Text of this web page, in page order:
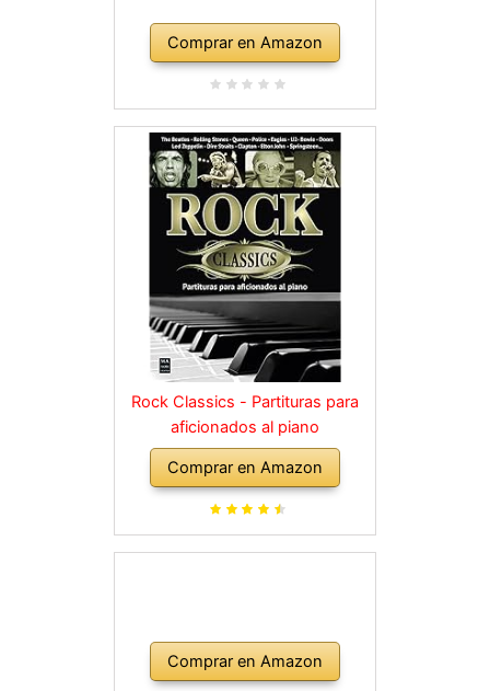
Comprar en Amazon
Rock Classics - Partituras para
aficionados al piano
Comprar en Amazon
Comprar en Amazon